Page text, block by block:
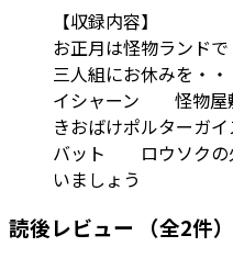
【収録内容】
お正月は怪物ラン
三人組にお休みを・
イシャーン 怪物屋
きおばけポルターガ
バット ロウソクの
いましょう
読後レビュー （全2件）